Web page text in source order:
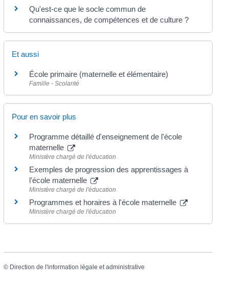
Qu'est-ce que le socle commun de
connaissances, de compétences et de culture ?
Et aussi
École primaire (maternelle et élémentaire)
Famille - Scolarité
Pour en savoir plus
Programme détaillé d'enseignement de l'école
maternelle
Ministère chargé de l'éducation
Exemples de progression des apprentissages à
l'école maternelle
Ministère chargé de l'éducation
Programmes et horaires à l'école maternelle
Ministère chargé de l'éducation
© Direction de l'information légale et administrative